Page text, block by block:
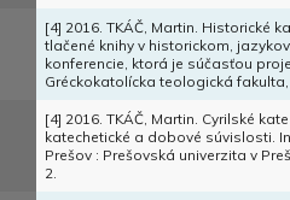
[4] 2016. TKÁČ, Martin. Historické
tlačené knihy v historickom,
konferencie, ktorá je súčasťou
Gréckokatolícka teologická
[4] 2016. TKÁČ, Martin. Cyrilské
katechetické a dobové súvislosti.
Prešov : Prešovská univerzita v
2.